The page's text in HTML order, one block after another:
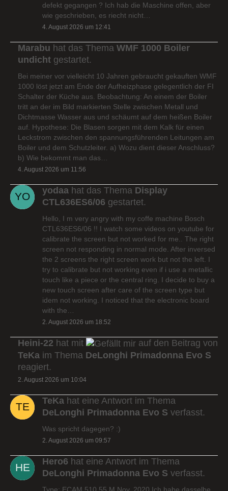
defekt gegangen ? Ich hab die Maschine offen, aber
wie geschrieben, es riecht nicht…
4. August 2026 um 12:41
Marabu hat das Thema WMF 1000 Boiler
undicht gestartet.
Bei meiner vor vielleicht 10 Jahren gebraucht gekauften WMF
1000 löst jetzt am Ende der Aufheizphase gelegentlich der FI
Schalter der Küche aus. Beobachtung: An einem der Boiler
tritt an der im Bild markierten Stelle zwischen Metall und
Dichtmasse Wasser aus und schäumt auf dem heißen Boiler
auf. Hypothese: Die Blasen sorgen mit dem Kalk für einen
Leckstrom zwischen den spannungsführenden Leitungen am
Boiler und dem Schutzleiter. a) Wozu dient dieser Anschluss?
b) Wie bekommt man das…
4. August 2026 um 11:56
yodaa hat das Thema Display
CTL636ES6/06 gestartet.
Hello, I m very angry with my coffe machine Bosch
CTL636ES6/06 !! I watch some videos on youtube for
calibrate the screen but not worked for me.. The right
screen not responding in normal mode. After inversed
the 2 screens the right screen work but not the left. I
try to calibrate but not working even if i use a metallic
touch like a piece or the central ring. I decide to buy a
new touch screen after care of the screen type but
idem not working. I noticed that the electronic board
with the…
2. August 2026 um 18:52
Heini-22 hat mit
auf den Beitrag von
TeKa im Thema DeLonghi Primadonna Evo S
reagiert.
2. August 2026 um 10:04
TeKa hat eine Antwort im Thema
DeLonghi Primadonna Evo S verfasst.
Was spricht dagegen? :)
2. August 2026 um 09:57
Hero6 hat eine Antwort im Thema
DeLonghi Primadonna Evo S verfasst.
Type: ECAM 510.55.M Nov. 2020 Ich habe dasselbe